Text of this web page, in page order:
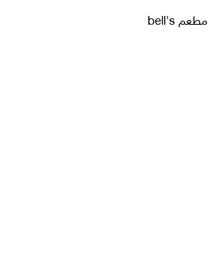
مطعم bell's